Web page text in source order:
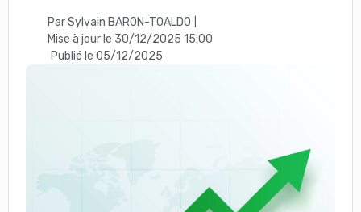
Par Sylvain BARON-TOALDO
Mise à jour le 30/12/2025 15:00
Publié le 05/12/2025